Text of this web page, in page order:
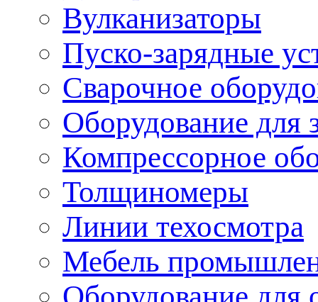
Вулканизаторы
Пуско-зарядные
Сварочное
Оборудование для
Компрессорное
Толщиномеры
Линии техосмотра
Мебель